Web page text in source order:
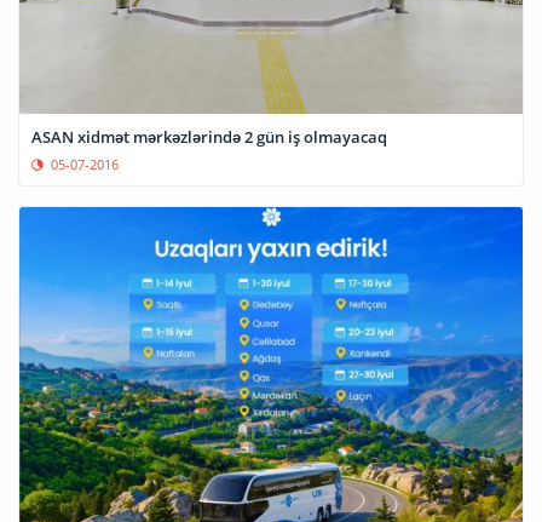
ASAN xidmət mərkəzlərində 2 gün iş olmayacaq
05-07-2016